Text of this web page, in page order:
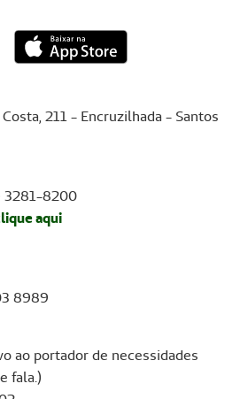
Costa, 211 - Encruzilhada - Santos
3281-8200
aqui
8989
ao portador de necessidades
fala.)